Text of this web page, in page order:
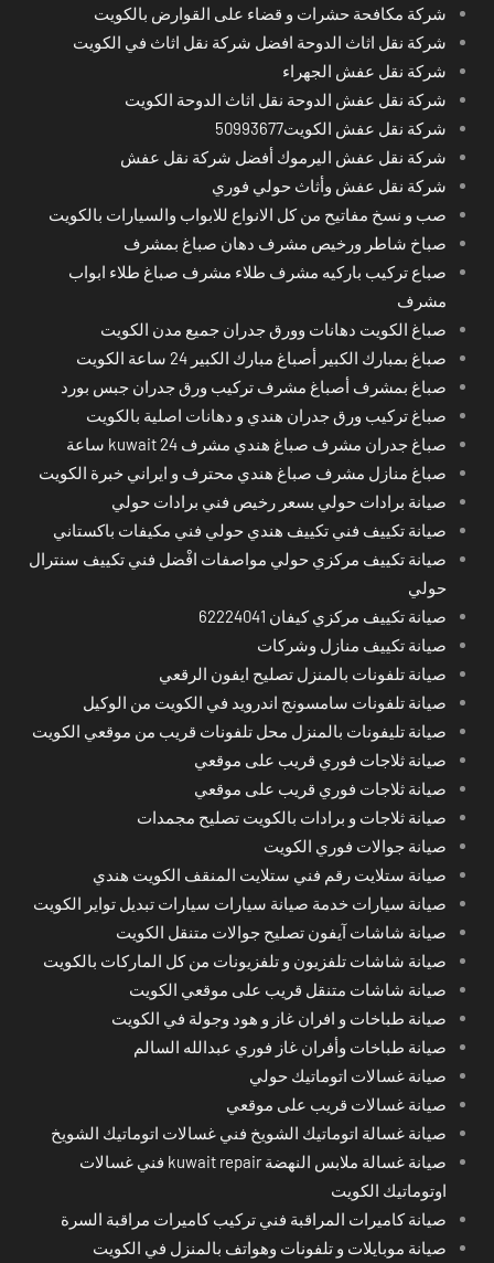
شركة مكافحة حشرات و قضاء على القوارض بالكويت
شركة نقل اثاث الدوحة افضل شركة نقل اثاث في الكويت
شركة نقل عفش الجهراء
شركة نقل عفش الدوحة نقل اثاث الدوحة الكويت
شركة نقل عفش الكويت50993677
شركة نقل عفش اليرموك أفضل شركة نقل عفش
شركة نقل عفش وأثاث حولي فوري
صب و نسخ مفاتيح من كل الانواع للابواب والسيارات بالكويت
صباخ شاطر ورخيص مشرف دهان صباغ بمشرف
صباع تركيب باركيه مشرف طلاء مشرف صباغ طلاء ابواب
مشرف
صباغ الكويت دهانات وورق جدران جميع مدن الكويت
صباغ بمبارك الكبير أصباغ مبارك الكبير 24 ساعة الكويت
صباغ بمشرف أصباغ مشرف تركيب ورق جدران جبس بورد
صباغ تركيب ورق جدران هندي و دهانات اصلية بالكويت
صباغ جدران مشرف صباغ هندي مشرف kuwait 24 ساعة
صباغ منازل مشرف صباغ هندي محترف و ايراني خبرة الكويت
صيانة برادات حولي بسعر رخيص فني برادات حولي
صيانة تكييف فني تكييف هندي حولي فني مكيفات باكستاني
صيانة تكييف مركزي حولي مواصفات افْضل فني تكييف سنترال
حولي
صيانة تكييف مركزي كيفان 62224041
صيانة تكييف منازل وشركات
صيانة تلفونات بالمنزل تصليح ايفون الرقعي
صيانة تلفونات سامسونج اندرويد في الكويت من الوكيل
صيانة تليفونات بالمنزل محل تلفونات قريب من موقعي الكويت
صيانة ثلاجات فوري قريب على موقعي
صيانة ثلاجات فوري قريب على موقعي
صيانة ثلاجات و برادات بالكويت تصليح مجمدات
صيانة جوالات فوري الكويت
صيانة ستلايت رقم فني ستلايت المنقف الكويت هندي
صيانة سيارات خدمة صيانة سيارات سيارات تبديل تواير الكويت
صيانة شاشات آيفون تصليح جوالات متنقل الكويت
صيانة شاشات تلفزيون و تلفزيونات من كل الماركات بالكويت
صيانة شاشات متنقل قريب على موقعي الكويت
صيانة طباخات و افران غاز و هود وجولة في الكويت
صيانة طباخات وأفران غاز فوري عبدالله السالم
صيانة غسالات اتوماتيك حولي
صيانة غسالات قريب على موقعي
صيانة غسالة اتوماتيك الشويخ فني غسالات اتوماتيك الشويخ
صيانة غسالة ملابس النهضة kuwait repair فني غسالات
اوتوماتيك الكويت
صيانة كاميرات المراقبة فني تركيب كاميرات مراقبة السرة
صيانة موبايلات و تلفونات وهواتف بالمنزل في الكويت